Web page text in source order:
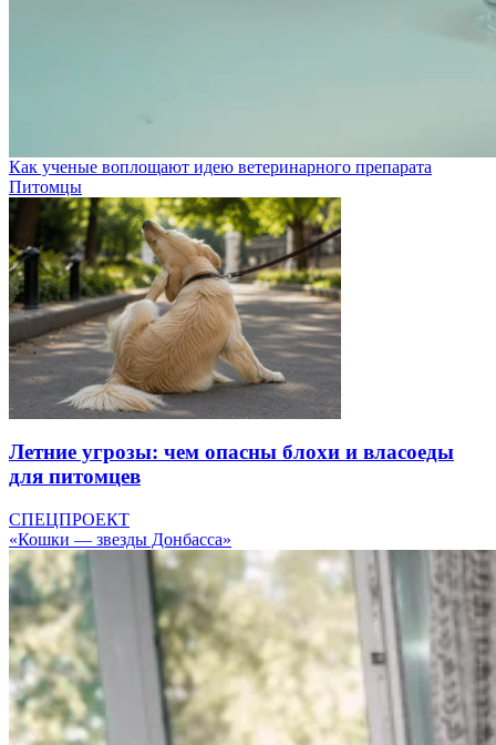
Как ученые воплощают идею ветеринарного препарата
Питомцы
Летние угрозы: чем опасны блохи и власоеды
для питомцев
СПЕЦПРОЕКТ
«Кошки — звезды Донбасса»